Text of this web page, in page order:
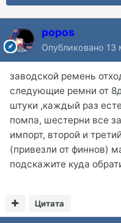
popos
Опубликовано 13
заводской ремень
следующие ремни от
штуки ,каждый раз
помпа, шестерни все
импорт, второй и
(привезли от финнов)
подскажите куда
Цитата